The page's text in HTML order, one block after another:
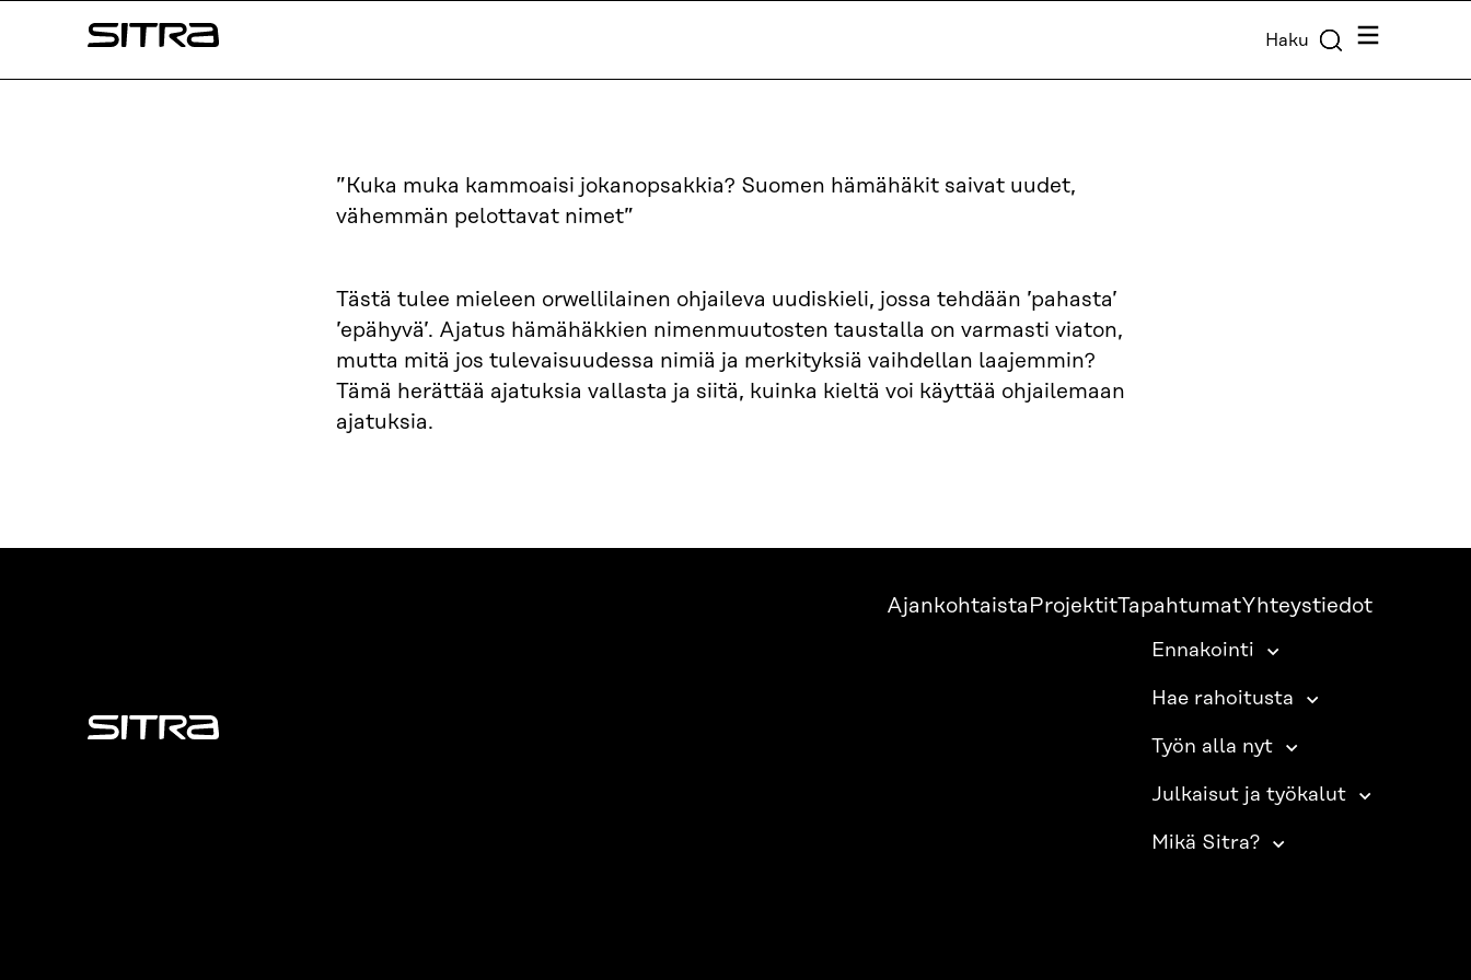
sisältöön
Sitra Haku Valikko
”Kuka muka kammoaisi jokanopsakkia? Suomen hämähäkit saivat uudet,
vähemmän pelottavat nimet”
Tästä tulee mieleen orwellilainen ohjaileva uudiskieli, jossa tehdään ’pahasta’
’epähyvä’. Ajatus hämähäkkien nimenmuutosten taustalla on varmasti viaton,
mutta mitä jos tulevaisuudessa nimiä ja merkityksiä vaihdellan laajemmin?
Tämä herättää ajatuksia vallasta ja siitä, kuinka kieltä voi käyttää ohjailemaan
ajatuksia.
Sitra
Ajankohtaista ProjektitTapahtumatYhteystiedot
Ennakointi
Hae rahoitusta
Työn alla nyt
Julkaisut ja työkalut
Mikä Sitra?